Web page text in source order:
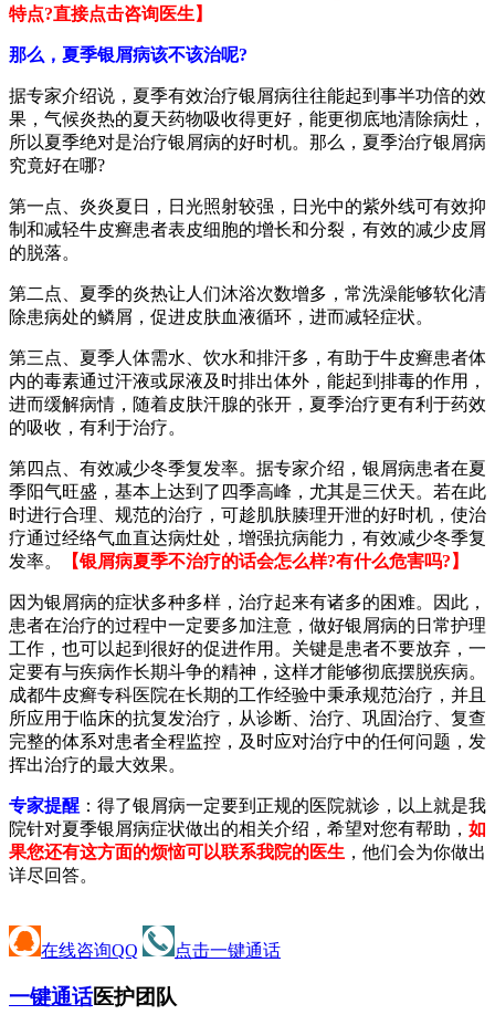
特点?直接点击咨询医生】
那么，夏季银屑病该不该治呢?
据专家介绍说，夏季有效治疗银屑病往往能起到事半功倍的效
果，气候炎热的夏天药物吸收得更好，能更彻底地清除病灶，
所以夏季绝对是治疗银屑病的好时机。那么，夏季治疗银屑病
究竟好在哪?
第一点、炎炎夏日，日光照射较强，日光中的紫外线可有效抑
制和减轻牛皮癣患者表皮细胞的增长和分裂，有效的减少皮屑
的脱落。
第二点、夏季的炎热让人们沐浴次数增多，常洗澡能够软化清
除患病处的鳞屑，促进皮肤血液循环，进而减轻症状。
第三点、夏季人体需水、饮水和排汗多，有助于牛皮癣患者体
内的毒素通过汗液或尿液及时排出体外，能起到排毒的作用，
进而缓解病情，随着皮肤汗腺的张开，夏季治疗更有利于药效
的吸收，有利于治疗。
第四点、有效减少冬季复发率。据专家介绍，银屑病患者在夏
季阳气旺盛，基本上达到了四季高峰，尤其是三伏天。若在此
时进行合理、规范的治疗，可趁肌肤腠理开泄的好时机，使治
疗通过经络气血直达病灶处，增强抗病能力，有效减少冬季复
发率。
【银屑病夏季不治疗的话会怎么样?有什么危害吗?】
因为银屑病的症状多种多样，治疗起来有诸多的困难。因此，
患者在治疗的过程中一定要多加注意，做好银屑病的日常护理
工作，也可以起到很好的促进作用。关键是患者不要放弃，一
定要有与疾病作长期斗争的精神，这样才能够彻底摆脱疾病。
成都牛皮癣专科医院在长期的工作经验中秉承规范治疗，并且
所应用于临床的抗复发治疗，从诊断、治疗、巩固治疗、复查
完整的体系对患者全程监控，及时应对治疗中的任何问题，发
挥出治疗的最大效果。
专家提醒 ：得了银屑病一定要到正规的医院就诊，以上就是我
院针对夏季银屑病症状做出的相关介绍，希望对您有帮助， 如
果您还有这方面的烦恼可以联系我院的医生 ，他们会为你做出
详尽回答。
在线咨询QQ 点击一键通话
一键通话医护团队